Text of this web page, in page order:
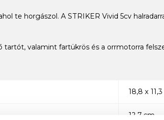
te horgászol. A STRIKER Vivid 5cv
tartót, valamint fartükrös és a orrmotorra
18,8 x
12,7 cm